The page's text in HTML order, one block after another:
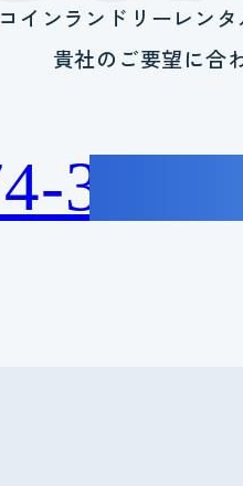
コインランドリーレン
貴社のご要望に合
38-